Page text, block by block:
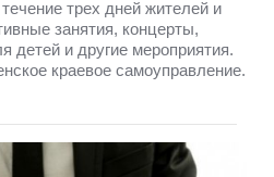
трех дней жителей и
занятия, концерты,
детей и другие мероприятия.
краевое самоуправление.